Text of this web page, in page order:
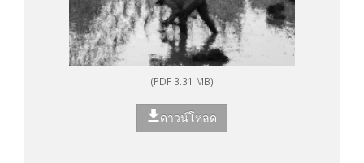
(PDF 3.31 MB)
ดาวน์โหลด